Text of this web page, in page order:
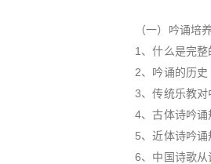
（一）吟诵培
1、什么是完整
2、吟诵的历史
3、传统乐教
4、古体诗吟诵
5、近体诗吟诵
6、中国诗歌